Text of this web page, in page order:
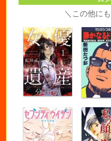
＼この他に